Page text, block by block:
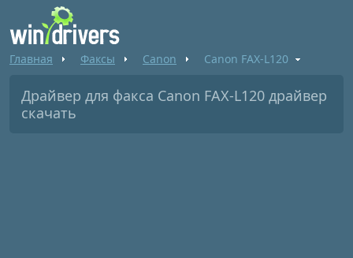
Главная Факсы Canon Canon FAX-L120
Драйвер для факса Canon FAX-L120 драйвер
скачать